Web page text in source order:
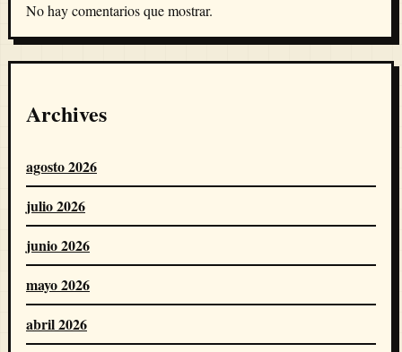
No hay comentarios que mostrar.
Archives
agosto 2026
julio 2026
junio 2026
mayo 2026
abril 2026